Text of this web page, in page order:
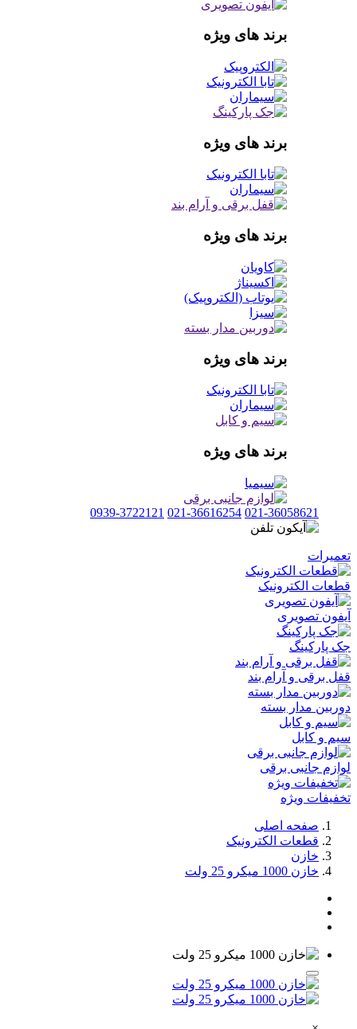
برند های ویژه
برند های ویژه
برند های ویژه
برند های ویژه
برند های ویژه
021-36058621
021-36616254
0939-3722121
تعمیرات
قطعات الکترونیک
آیفون تصویری
جک پارکینگ
قفل برقی و آرام بند
دوربین مدار بسته
سیم و کابل
لوازم جانبی برقی
تخفیفات ویژه
صفحه اصلی
قطعات الکترونیک
خازن
خازن 1000 میکرو 25 ولت